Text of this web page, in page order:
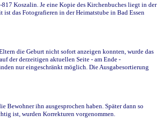
Koszalin. Je eine Kopie des Kirchenbuches liegt in der
das Fotografieren in der Heimatstube in Bad Essen
die Geburt nicht sofort anzeigen konnten, wurde das
der derzeitigen aktuellen Seite - am Ende -
nur eingeschränkt möglich. Die Ausgabesortierung
Bewohner ihn ausgesprochen haben. Später dann so
ist, wurden Korrekturen vorgenommen.